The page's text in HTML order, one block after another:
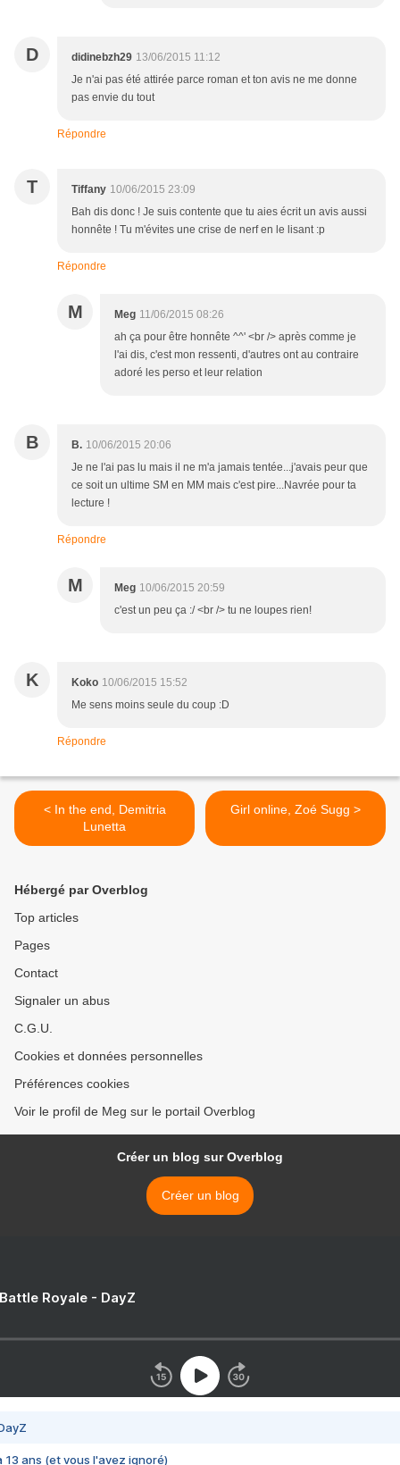
D didinebzh29 13/06/2015 11:12
Je n'ai pas été attirée parce roman et ton avis ne me donne
pas envie du tout
Répondre
T Tiffany 10/06/2015 23:09
Bah dis donc ! Je suis contente que tu aies écrit un avis aussi
honnête ! Tu m'évites une crise de nerf en le lisant :p
Répondre
M Meg 11/06/2015 08:26
ah ça pour être honnête ^^' <br /> après comme je
l'ai dis, c'est mon ressenti, d'autres ont au contraire
adoré les perso et leur relation
B B. 10/06/2015 20:06
Je ne l'ai pas lu mais il ne m'a jamais tentée...j'avais peur que
ce soit un ultime SM en MM mais c'est pire...Navrée pour ta
lecture !
Répondre
M Meg 10/06/2015 20:59
c'est un peu ça :/ <br /> tu ne loupes rien!
K Koko 10/06/2015 15:52
Me sens moins seule du coup :D
Répondre
< In the end, Demitria
Lunetta
Girl online, Zoé Sugg >
Hébergé par Overblog
Top articles
Pages
Contact
Signaler un abus
C.G.U.
Cookies et données personnelles
Préférences cookies
Voir le profil de Meg sur le portail Overblog
Créer un blog sur Overblog
Créer un blog
Royale - DayZ
13 ans (et vous l'avez ignoré)